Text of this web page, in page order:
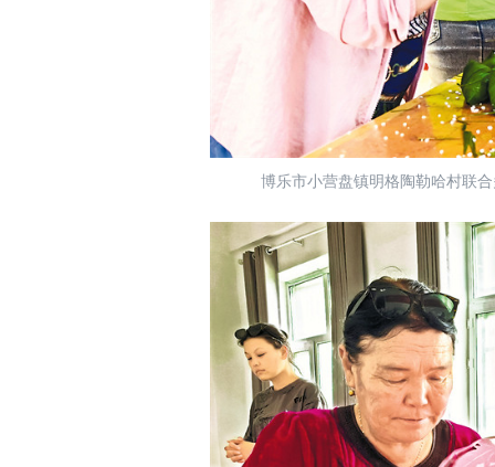
博乐市小营盘镇明格陶勒哈村联